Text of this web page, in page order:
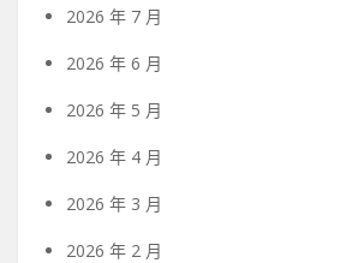
2026 年 7 月
2026 年 6 月
2026 年 5 月
2026 年 4 月
2026 年 3 月
2026 年 2 月